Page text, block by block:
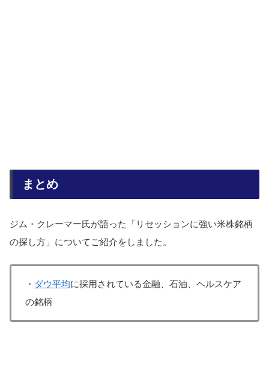
まとめ
ジム・クレーマー氏が語った「リセッションに強い米株銘柄
の探し方」についてご紹介をしました。
・ ダウ平均に採用されている金融、石油、ヘルスケア
の銘柄